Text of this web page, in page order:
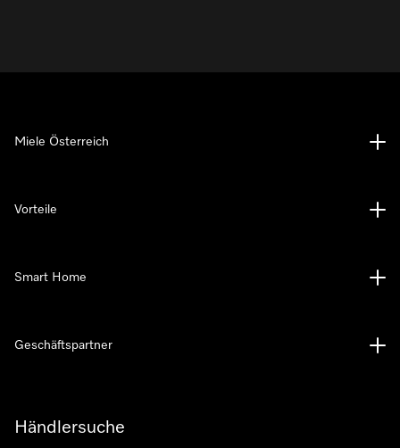
Händlersuche
Miele Österreich
Vorteile
Smart Home
Geschäftspartner